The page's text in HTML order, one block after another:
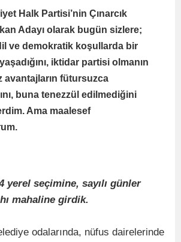
Halk Partisi’nin Çınarcık
Adayı olarak bugün sizlere;
ve demokratik koşullarda bir
iktidar partisi olmanın
avantajların fütursuzca
buna tenezzül edilmediğini
Ama maalesef
yerel seçimine, sayılı günler
mahaline girdik.
odalarında, nüfus dairelerinde